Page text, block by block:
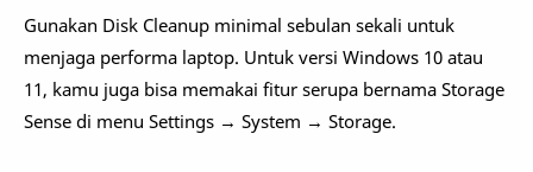
Gunakan Disk Cleanup minimal sebulan sekali untuk
menjaga performa laptop. Untuk versi Windows 10 atau
11, kamu juga bisa memakai fitur serupa bernama Storage
Sense di menu Settings → System → Storage.